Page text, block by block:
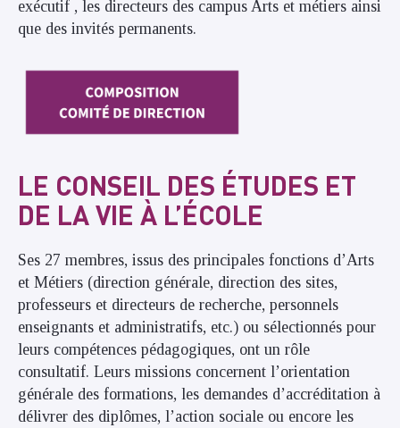
exécutif , les directeurs des campus Arts et métiers ainsi
que des invités permanents.
LE CONSEIL DES ÉTUDES ET
DE LA VIE À L’ÉCOLE
Ses 27 membres, issus des principales fonctions d’Arts
et Métiers (direction générale, direction des sites,
professeurs et directeurs de recherche, personnels
enseignants et administratifs, etc.) ou sélectionnés pour
leurs compétences pédagogiques, ont un rôle
consultatif. Leurs missions concernent l’orientation
générale des formations, les demandes d’accréditation à
délivrer des diplômes, l’action sociale ou encore les